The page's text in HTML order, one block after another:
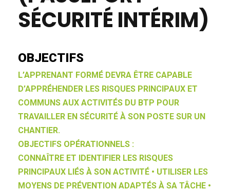
SÉCURITÉ INTÉRIM)
OBJECTIFS
L’APPRENANT FORMÉ DEVRA ÊTRE CAPABLE
D’APPRÉHENDER LES RISQUES PRINCIPAUX ET
COMMUNS AUX ACTIVITÉS DU BTP POUR
TRAVAILLER EN SÉCURITÉ À SON POSTE SUR UN
CHANTIER.
OBJECTIFS OPÉRATIONNELS :
CONNAÎTRE ET IDENTIFIER LES RISQUES
PRINCIPAUX LIÉS À SON ACTIVITÉ • UTILISER LES
MOYENS DE PRÉVENTION ADAPTÉS À SA TÂCHE •